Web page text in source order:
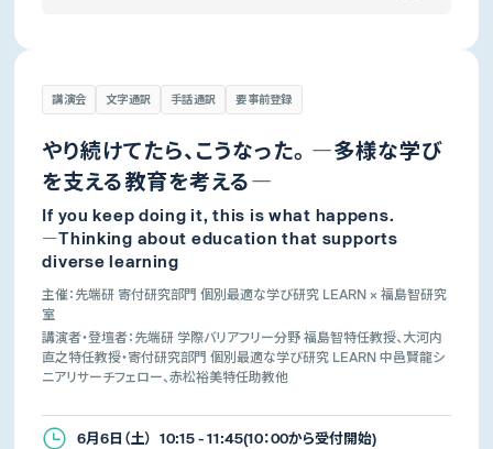
講演会 文字通訳 手話通訳 要事前登録
やり続けてたら、こうなった。 ―多様な学び
を支える教育を考える―
If you keep doing it, this is what happens.
―Thinking about education that supports
diverse learning
主催：先端研 寄付研究部門 個別最適な学び研究 LEARN × 福島智研究
室
講演者・登壇者：先端研 学際バリアフリー分野 福島智特任教授、大河内
直之特任教授・寄付研究部門 個別最適な学び研究 LEARN 中邑賢龍シ
ニアリサーチフェロー、赤松裕美特任助教他
6月6日（土） 10:15 - 11:45(10：00から受付開始)